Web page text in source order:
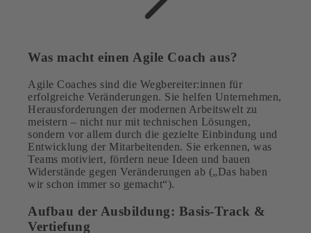
Was macht einen Agile Coach aus?
Agile Coaches sind die Wegbereiter:innen für
erfolgreiche Veränderungen. Sie helfen Unternehmen,
Herausforderungen der modernen Arbeitswelt zu
meistern – nicht nur mit technischen Lösungen,
sondern vor allem durch die gezielte Einbindung und
Entwicklung der Mitarbeitenden. Sie erkennen, was
Teams motiviert, fördern neue Ideen und bauen
Widerstände gegen Veränderungen ab („Das haben
wir schon immer so gemacht“).
Aufbau der Ausbildung: Basis-Track &
Vertiefung